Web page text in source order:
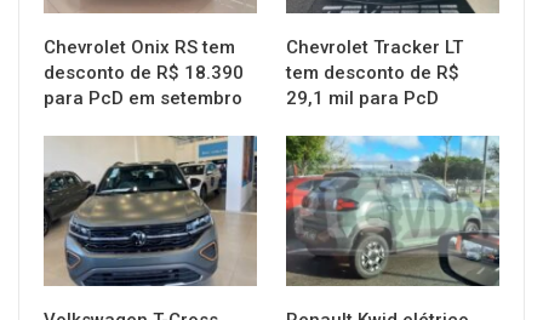
Chevrolet Onix RS tem
desconto de R$ 18.390
para PcD em setembro
Chevrolet Tracker LT
tem desconto de R$
29,1 mil para PcD
MUNDO AUTOMOTIVO MUNDO AUTOMOTIVO